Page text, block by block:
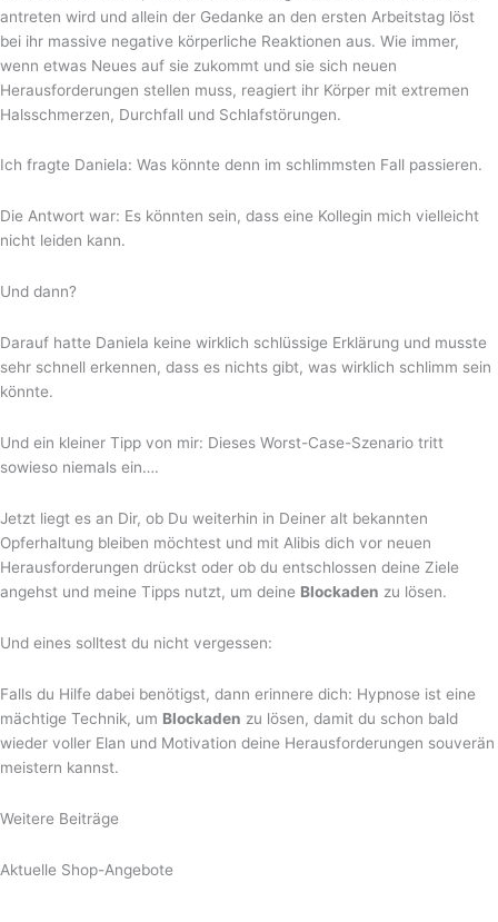
antreten wird und allein der Gedanke an den ersten Arbeitstag löst
bei ihr massive negative körperliche Reaktionen aus. Wie immer,
wenn etwas Neues auf sie zukommt und sie sich neuen
Herausforderungen stellen muss, reagiert ihr Körper mit extremen
Halsschmerzen, Durchfall und Schlafstörungen.
Ich fragte Daniela: Was könnte denn im schlimmsten Fall passieren.
Die Antwort war: Es könnten sein, dass eine Kollegin mich vielleicht
nicht leiden kann.
Und dann?
Darauf hatte Daniela keine wirklich schlüssige Erklärung und musste
sehr schnell erkennen, dass es nichts gibt, was wirklich schlimm sein
könnte.
Und ein kleiner Tipp von mir: Dieses Worst-Case-Szenario tritt
sowieso niemals ein….
Jetzt liegt es an Dir, ob Du weiterhin in Deiner alt bekannten
Opferhaltung bleiben möchtest und mit Alibis dich vor neuen
Herausforderungen drückst oder ob du entschlossen deine Ziele
angehst und meine Tipps nutzt, um deine Blockaden zu lösen.
Und eines solltest du nicht vergessen:
Falls du Hilfe dabei benötigst, dann erinnere dich: Hypnose ist eine
mächtige Technik, um Blockaden zu lösen, damit du schon bald
wieder voller Elan und Motivation deine Herausforderungen souverän
meistern kannst.
Weitere Beiträge
Aktuelle Shop-Angebote